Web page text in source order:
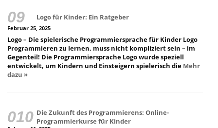
Logo für Kinder: Ein Ratgeber
Februar 25, 2025
Logo – Die spielerische Programmiersprache für Kinder Logo
Programmieren zu lernen, muss nicht kompliziert sein – im
Gegenteil! Die Programmiersprache Logo wurde speziell
entwickelt, um Kindern und Einsteigern spielerisch die Mehr
dazu »
Die Zukunft des Programmierens: Online-
Programmierkurse für Kinder